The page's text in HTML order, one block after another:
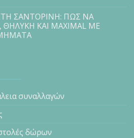
ΣΑΝΤΟΡΙΝΗ: ΠΩΣ ΝΑ
ΘΗΛΥΚΗ ΚΑΙ MAXIMAL ΜΕ
συναλλαγών
δώρων